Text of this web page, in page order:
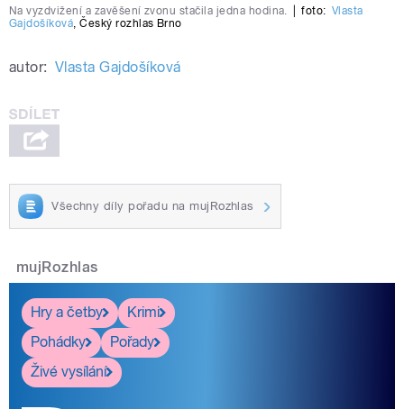
Na vyzdvižení a zavěšení zvonu stačila jedna hodina. foto: Vlasta
Gajdošíková,Český rozhlas Brno
autor: Vlasta Gajdošíková
Všechny díly pořadu na mujRozhlas
mujRozhlas
Hry a četby
Krimi
Pohádky
Pořady
Živé vysílání